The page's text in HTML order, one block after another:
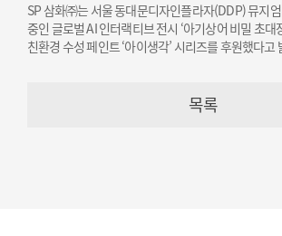
SP 삼화㈜는 서울 동대문디자인플라자(DDP) 뮤지
중인 글로벌 AI 인터랙티브 전시 ‘아기상어 비밀 초대
친환경 수성 페인트 ‘아이생각’ 시리즈를 후원했다고
목록